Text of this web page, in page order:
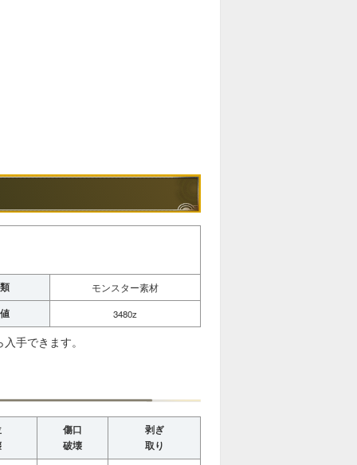
モンスター素材
3480z
手できます。
傷口
破壊
剥ぎ
取り